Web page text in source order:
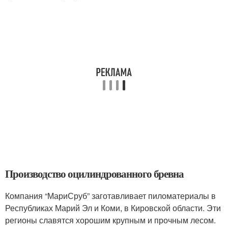
Производство оцилиндрованного бревна
Компания “МариСруб” заготавливает пиломатериалы в
Республиках Марий Эл и Коми, в Кировской области. Эти
регионы славятся хорошим крупным и прочным лесом.